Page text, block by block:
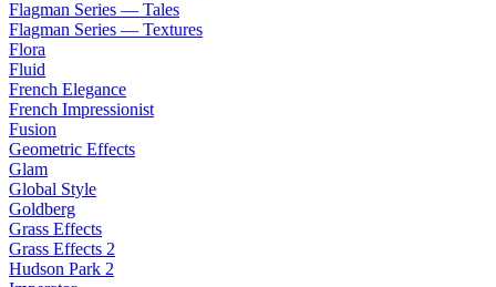
Flagman Series — Tales
Flagman Series — Textures
Flora
Fluid
French Elegance
French Impressionist
Fusion
Geometric Effects
Glam
Global Style
Goldberg
Grass Effects
Grass Effects 2
Hudson Park 2